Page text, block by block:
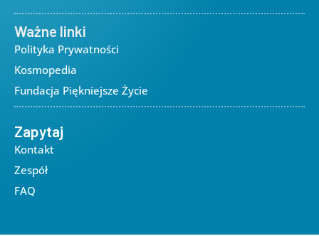
Ważne linki
Polityka Prywatności
Kosmopedia
Fundacja Piękniejsze Życie
Zapytaj
Kontakt
Zespół
FAQ